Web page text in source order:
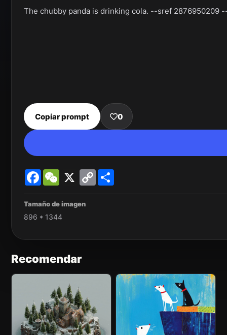
The chubby panda is drinking cola. --sref 2876950209
Copiar prompt 0
FacebookWeChat
X
Copy
Link
Tamaño de imagen
896 * 1344
Recomendar